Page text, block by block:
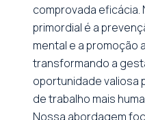
comprovada
primordial é a
mental e a promoção
transformando a
oportunidade valiosa
de trabalho mais
Nossa abordagem